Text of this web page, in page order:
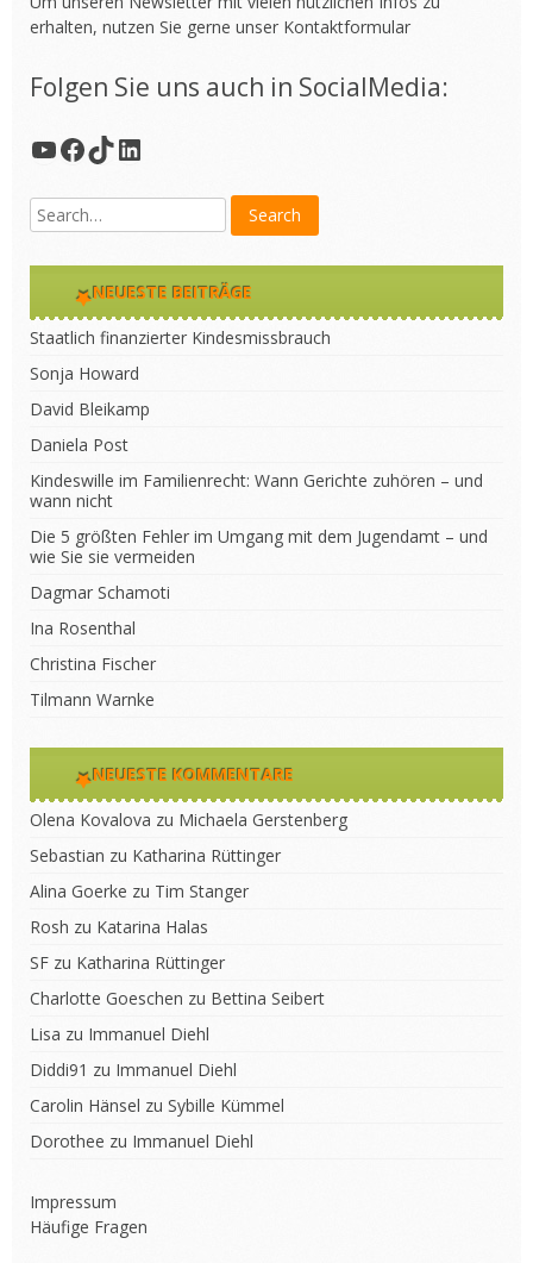
erhalten, nutzen Sie gerne unser Kontaktformular
Folgen Sie uns auch in SocialMedia:
YouTube
Facebook
TikTok
LinkedIn
NEUESTE BEITRÄGE
Staatlich finanzierter Kindesmissbrauch
Sonja Howard
David Bleikamp
Daniela Post
Kindeswille im Familienrecht: Wann Gerichte zuhören – und
wann nicht
Die 5 größten Fehler im Umgang mit dem Jugendamt – und
wie Sie sie vermeiden
Dagmar Schamoti
Ina Rosenthal
Christina Fischer
Tilmann Warnke
NEUESTE KOMMENTARE
Olena Kovalova zu Michaela Gerstenberg
Sebastian zu Katharina Rüttinger
Alina Goerke zu Tim Stanger
Rosh zu Katarina Halas
SF zu Katharina Rüttinger
Charlotte Goeschen zu Bettina Seibert
Lisa zu Immanuel Diehl
Diddi91 zu Immanuel Diehl
Carolin Hänsel zu Sybille Kümmel
Dorothee zu Immanuel Diehl
Impressum
Häufige Fragen